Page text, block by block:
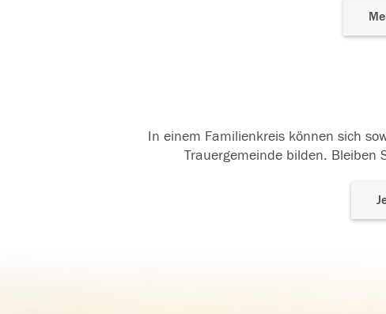
In einem Familienkreis können sich
Trauergemeinde bilden.